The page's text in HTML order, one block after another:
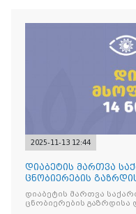
2025-11-13 12:44
დიაბეტის მართვა
ცნობიერების
გაუმჯობესების მიზნით
დიაბეტის მართვა
ცნობიერების გაზრდისა